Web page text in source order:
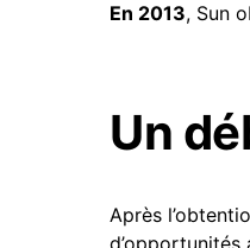
En 2013, Sun
Un
Après